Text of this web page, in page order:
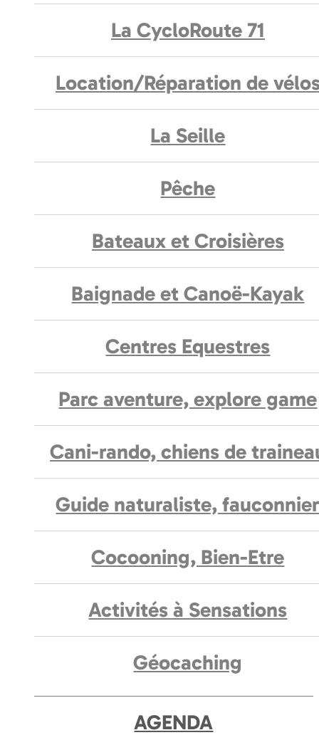
La CycloRoute 71
Location/Réparation de
La Seille
Pêche
Bateaux et Croisières
Baignade et Canoë-Kayak
Centres Equestres
Parc aventure, explore game
Cani-rando, chiens de
Guide naturaliste,
Cocooning, Bien-Etre
Activités à Sensations
Géocaching
AGENDA